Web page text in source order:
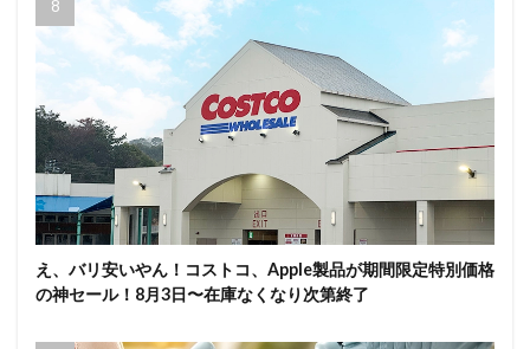
え、バリ安いやん！コストコ、Apple製品が期間限定特別価格
の神セール！8月3日〜在庫なくなり次第終了